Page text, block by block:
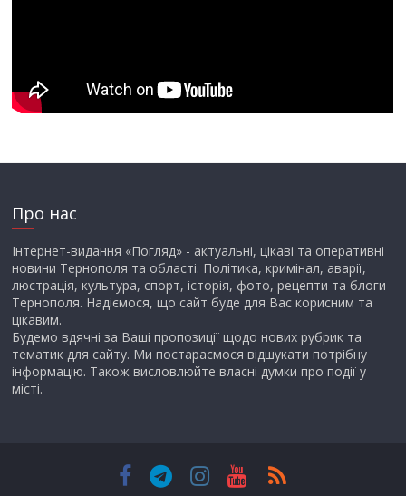
Про нас
Інтернет-видання «Погляд» - актуальні, цікаві та оперативні
новини Тернополя та області. Політика, кримінал, аварії,
люстрація, культура, спорт, історія, фото, рецепти та блоги
Тернополя. Надіємося, що сайт буде для Вас корисним та
цікавим.
Будемо вдячні за Ваші пропозиції щодо нових рубрик та
тематик для сайту. Ми постараємося відшукати потрібну
інформацію. Також висловлюйте власні думки про події у
місті.